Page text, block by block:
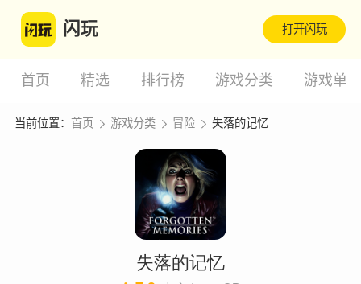
闪玩 打开闪玩
首页 精选 排行榜 游戏分类 游戏单
当前位置： 首页 游戏分类 冒险 失落的记忆
失落的记忆